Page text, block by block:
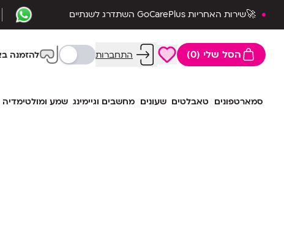
🚀שירות האחריות GoCarePlus השתדרג לשנתיים
שלמות🛡️
הסל שלי (0) התחברות להזמנה
סמארטפונים טאבלטים שעונים מחשבים וגיימינג שמע ומולטימדיה